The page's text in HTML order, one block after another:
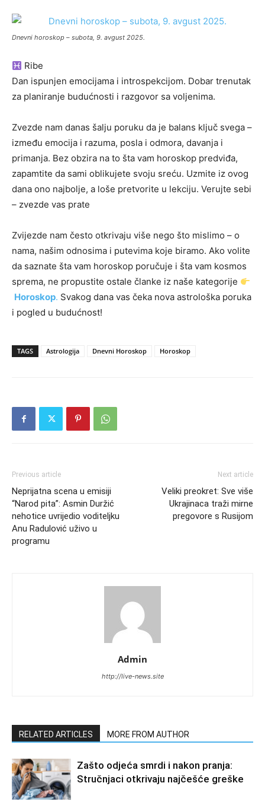
Dnevni horoskop – subota, 9. avgust 2025.
Ribe
Dan ispunjen emocijama i introspekcijom. Dobar trenutak
za planiranje budućnosti i razgovor sa voljenima.
Zvezde nam danas šalju poruku da je balans ključ svega –
između emocija i razuma, posla i odmora, davanja i
primanja. Bez obzira na to šta vam horoskop predviđa,
zapamtite da sami oblikujete svoju sreću. Uzmite iz ovog
dana ono najbolje, a loše pretvorite u lekciju. Verujte sebi
– zvezde vas prate
Zvijezde nam često otkrivaju više nego što mislimo – o
nama, našim odnosima i putevima koje biramo. Ako volite
da saznate šta vam horoskop poručuje i šta vam kosmos
sprema, ne propustite ostale članke iz naše kategorije
Horoskop. Svakog dana vas čeka nova astrološka poruka
i pogled u budućnost!
TAGS Astrologija Dnevni Horoskop Horoskop
Previous article
Neprijatna scena u emisiji
“Narod pita”: Asmin Duržić
nehotice uvrijedio voditeljku
Anu Radulović uživo u
programu
Next article
Veliki preokret: Sve više
Ukrajinaca traži mirne
pregovore s Rusijom
Admin
http://live-news.site
RELATED ARTICLES MORE FROM AUTHOR
Zašto odjeća smrdi i nakon pranja:
Stručnjaci otkrivaju najčešće greške